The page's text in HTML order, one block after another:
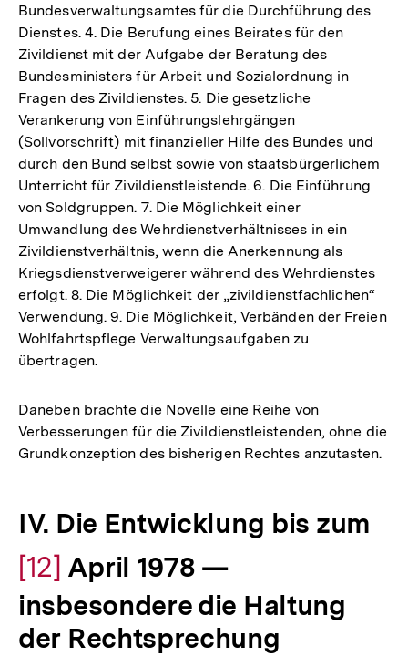
Bundesverwaltungsamtes für die Durchführung des
Dienstes. 4. Die Berufung eines Beirates für den
Zivildienst mit der Aufgabe der Beratung des
Bundesministers für Arbeit und Sozialordnung in
Fragen des Zivildienstes. 5. Die gesetzliche
Verankerung von Einführungslehrgängen
(Sollvorschrift) mit finanzieller Hilfe des Bundes und
durch den Bund selbst sowie von staatsbürgerlichem
Unterricht für Zivildienstleistende. 6. Die Einführung
von Soldgruppen. 7. Die Möglichkeit einer
Umwandlung des Wehrdienstverhältnisses in ein
Zivildienstverhältnis, wenn die Anerkennung als
Kriegsdienstverweigerer während des Wehrdienstes
erfolgt. 8. Die Möglichkeit der „zivildienstfachlichen“
Verwendung. 9. Die Möglichkeit, Verbänden der Freien
Wohlfahrtspflege Verwaltungsaufgaben zu
übertragen.
Daneben brachte die Novelle eine Reihe von
Verbesserungen für die Zivildienstleistenden, ohne die
Grundkonzeption des bisherigen Rechtes anzutasten.
IV. Die Entwicklung bis zum
[12] April 1978 —
insbesondere die Haltung
der Rechtsprechung